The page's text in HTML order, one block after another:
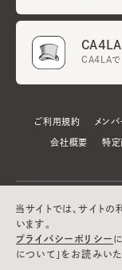
CA4LAで
ご利用規約 メン
会社概要 特定
当サイトでは、サイト
います。
プライバシーポリシー
について」をお読みい